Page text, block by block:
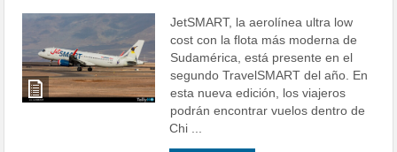
JetSMART, la aerolínea ultra low
cost con la flota más moderna de
Sudamérica, está presente en el
segundo TravelSMART del año. En
esta nueva edición, los viajeros
podrán encontrar vuelos dentro de
Chi ...